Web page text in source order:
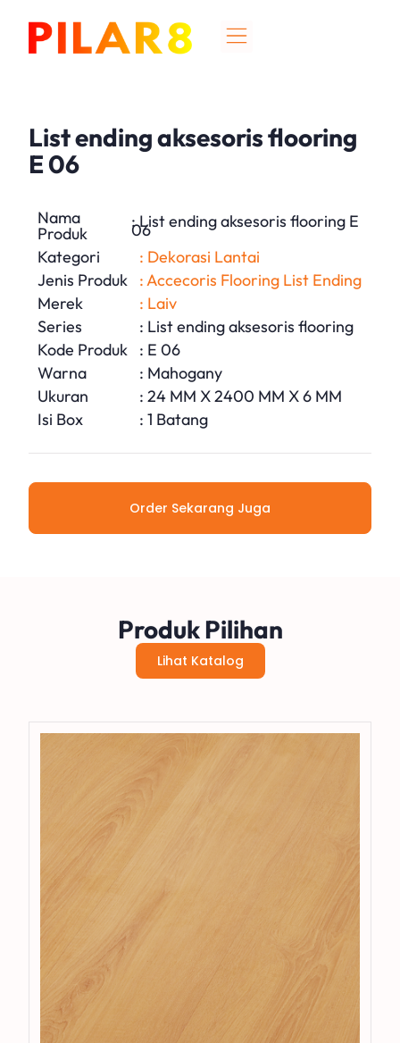
List ending aksesoris flooring
E 06
Nama
Produk
: List ending aksesoris flooring E
06
Kategori
: Dekorasi Lantai
Jenis Produk
: Accecoris Flooring List Ending
Merek
: Laiv
Series
: List ending aksesoris flooring
Kode Produk
: E 06
Warna
: Mahogany
Ukuran
: 24 MM X 2400 MM X 6 MM
Isi Box
: 1 Batang
Order Sekarang Juga
Produk Pilihan
Lihat Katalog